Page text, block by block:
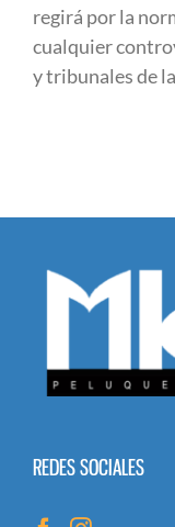
regirá por la
cualquier
y tribunales de
REDES SOCIALES